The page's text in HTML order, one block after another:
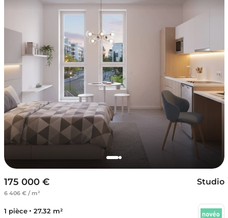
175 000 €
6 406 € / m²
Studio
1 pièce
27.32 m²